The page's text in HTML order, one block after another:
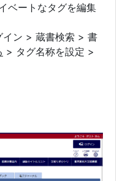
ベートなタグを編集
イン > 蔵書検索 > 書
> タグ名称を設定 >